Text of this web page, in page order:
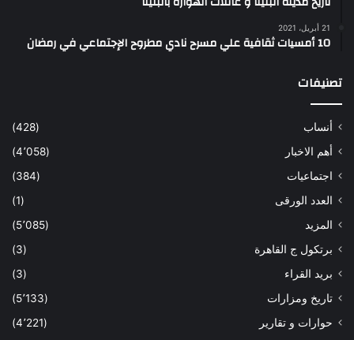
21 أبريل، 2021
10 أمسيات ثقافية علي مسرح نادي مطروح الإجتماعي في رمضان
تصنيفات
أنساب
(428)
أهم الاخبار
(4٬058)
اجتماعيات
(384)
العدد الورقى
(1)
المزيد
(5٬085)
برتكول ج القاهرة
(3)
بريد القراء
(3)
تاريخ ومزارات
(5٬133)
حوارات و تقارير
(4٬221)